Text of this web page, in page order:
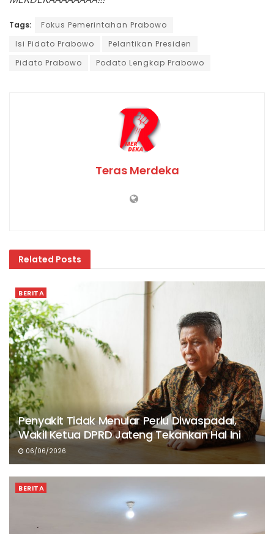
Tags:
Fokus Pemerintahan Prabowo
Isi Pidato Prabowo
Pelantikan Presiden
Pidato Prabowo
Podato Lengkap Prabowo
Teras Merdeka
Related Posts
BERITA
Penyakit Tidak Menular Perlu Diwaspadai,
Wakil Ketua DPRD Jateng Tekankan Hal Ini
06/06/2026
BERITA